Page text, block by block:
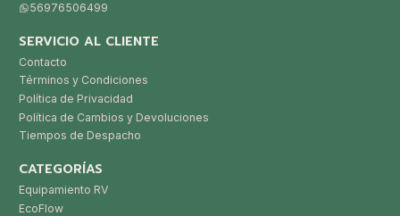
56976506499
SERVICIO AL CLIENTE
Contacto
Términos y Condiciones
Política de Privacidad
Política de Cambios y Devoluciones
Tiempos de Despacho
CATEGORÍAS
Equipamiento RV
EcoFlow